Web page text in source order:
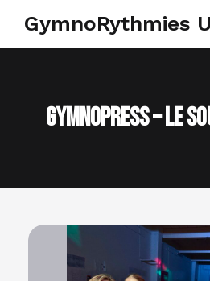
GymnoRythmies
GymnoPress – Le